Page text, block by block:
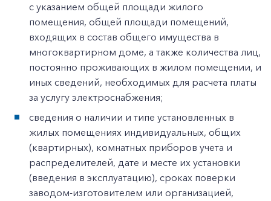
с указанием общей площади жилого
помещения, общей площади помещений,
входящих в состав общего имущества в
многоквартирном доме, а также количества лиц,
постоянно проживающих в жилом помещении, и
иных сведений, необходимых для расчета платы
за услугу электроснабжения;
сведения о наличии и типе установленных в
жилых помещениях индивидуальных, общих
(квартирных), комнатных приборов учета и
распределителей, дате и месте их установки
(введения в эксплуатацию), сроках поверки
заводом-изготовителем или организацией,